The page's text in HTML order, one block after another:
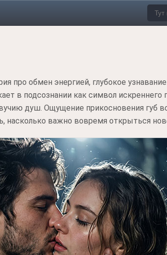
про обмен энергией, глубокое
в подсознании как символ искреннего
душ. Ощущение прикосновения губ
насколько важно вовремя открыться